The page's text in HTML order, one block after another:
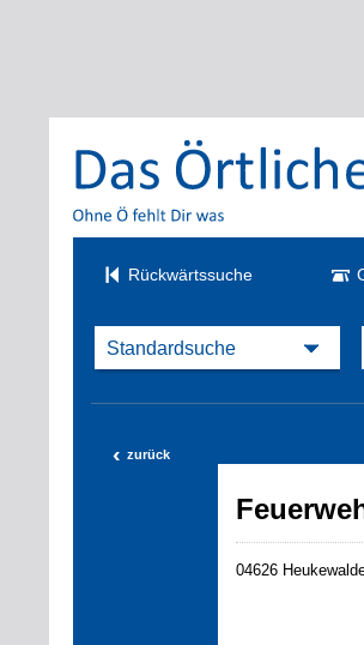
Rückwärtssuche
‹ zurück
04626